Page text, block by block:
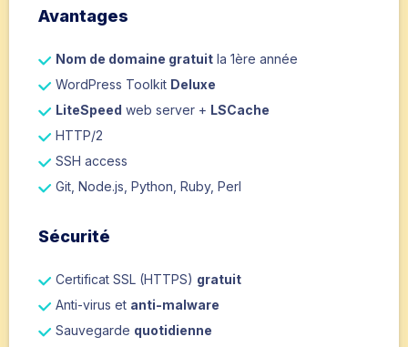
Avantages
Nom de domaine gratuit la 1ère année
WordPress Toolkit Deluxe
LiteSpeed web server + LSCache
HTTP/2
SSH access
Git, Node.js, Python, Ruby, Perl
Sécurité
Certificat SSL (HTTPS) gratuit
Anti-virus et anti-malware
Sauvegarde quotidienne